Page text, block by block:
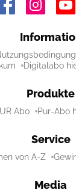
Digitalabo
Produkte
Abo Pur-Abo
Service
von A-Z
Media